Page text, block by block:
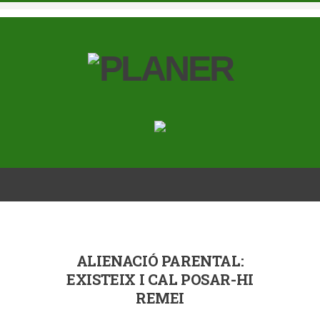
ALIENACIÓ PARENTAL:
EXISTEIX I CAL POSAR-HI
REMEI